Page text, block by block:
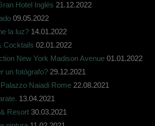
Hotel Inglés 21.12.2022
09.05.2022
la luz? 14.01.2022
Cocktails 02.01.2022
New York Madison Avenue 01.01.2022
un fotógrafo? 29.12.2021
Naiadi Rome 22.08.2021
13.04.2021
Resort 30.03.2021